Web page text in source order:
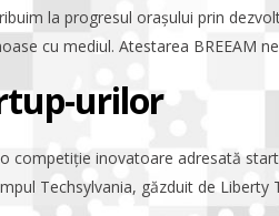
la progresul orașului prin
cu mediul. Atestarea BREEAM
urilor
competiție inovatoare adresată
Techsylvania, găzduit de Liberty